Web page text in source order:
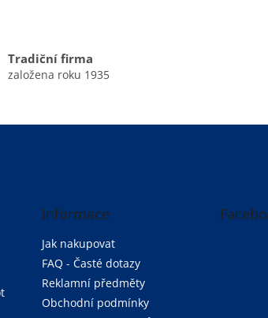
p
Tradiční firma
založena roku 1935
Informace
Jak nakupovat
FAQ - Časté dotazy
Reklamní předměty
Obchodní podmínky